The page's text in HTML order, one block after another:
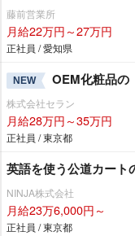
藤前営業所
月給22万円～27万円
正社員 / 愛知県
NEW OEM化粧品の
株式会社セラン
月給28万円～35万円
正社員 / 東京都
英語を使う公道カート
NINJA株式会社
月給23万6,000円～
正社員 / 東京都